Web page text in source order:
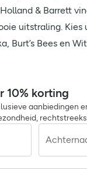
& Barrett
uitstraling. Kies
Burt’s Bees en
10% korting
aanbiedingen